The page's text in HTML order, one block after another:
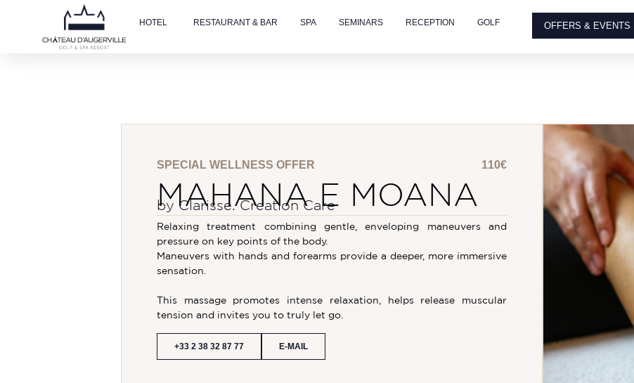
HOTEL RESTAURANT & BAR SPA SEMINARS RECEPTION GOLF OFFERS & EVENTS
SPECIAL WELLNESS OFFER 110€
MAHANA E MOANA
by Clarisse. Creation Care
Relaxing treatment combining gentle, enveloping maneuvers and
pressure on key points of the body.
Maneuvers with hands and forearms provide a deeper, more immersive
sensation.
This massage promotes intense relaxation, helps release muscular
tension and invites you to truly let go.
+33 2 38 32 87 77 E-MAIL